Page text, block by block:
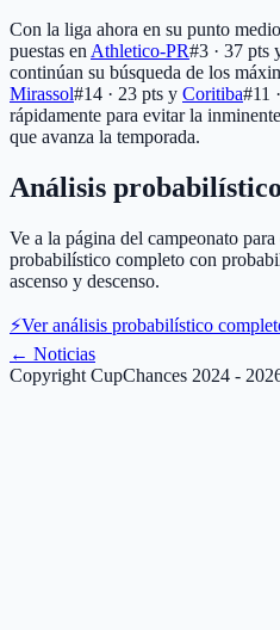
Con la liga ahora en su punto
puestas en Athletico-PR#3 · 37 pts
continúan su búsqueda de los
Mirassol#14 · 23 pts y Coritiba#11
rápidamente para evitar la
que avanza la temporada.
Análisis
Ve a la página del campeonato
probabilístico completo con
ascenso y descenso.
⚡Ver análisis probabilístico
← Noticias
Copyright CupChances 2024 -